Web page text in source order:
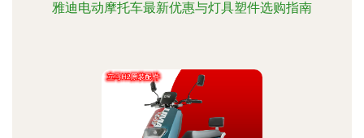
雅迪电动摩托车最新优惠与灯具塑件选购指南